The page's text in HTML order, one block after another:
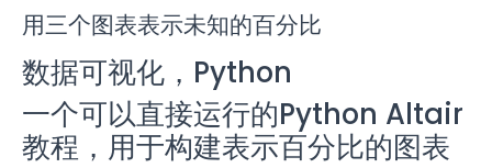
r
e
e
b
o
o
k
t
t
e
r
i
l
e
g
a
m
t
s
p
p
s
e
r
用三个图表表示未知的百分比
数据可视化，Python
一个可以直接运行的Python Altair
教程，用于构建表示百分比的图表